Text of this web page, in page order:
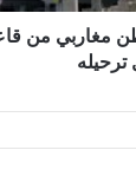
مغاربي من
ترحيله